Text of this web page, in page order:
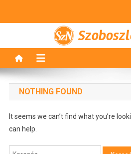
NOTHING FOUND
It seems we can’t find what you’re
can help.
Keresés: